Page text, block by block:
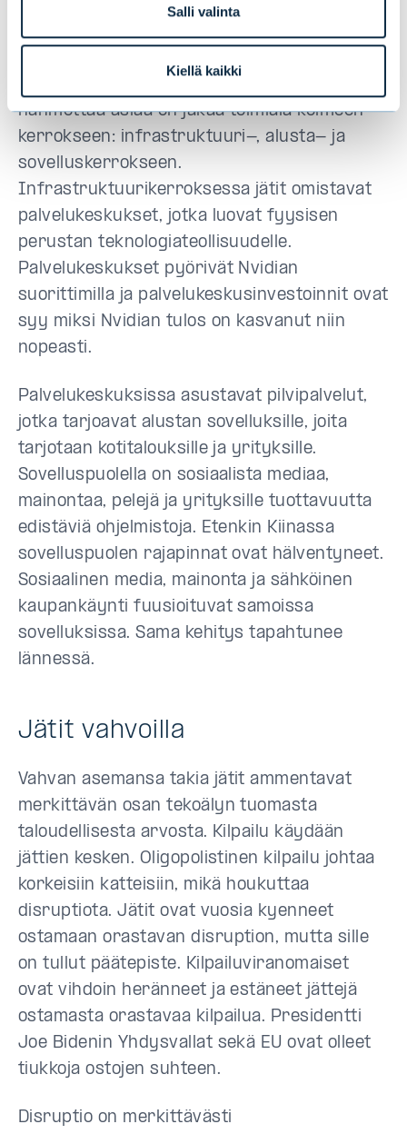
Salli valinta
Kiellä kaikki
jarrutti tekoälykehitykseen investoimista.
hahmottaa asiaa on jakaa toimiala kolmeen
kerrokseen: infrastruktuuri-, alusta- ja
sovelluskerrokseen.
Infrastruktuurikerroksessa jätit omistavat
palvelukeskukset, jotka luovat fyysisen
perustan teknologiateollisuudelle.
Palvelukeskukset pyörivät Nvidian
suorittimilla ja palvelukeskusinvestoinnit ovat
syy miksi Nvidian tulos on kasvanut niin
nopeasti.
Palvelukeskuksissa asustavat pilvipalvelut,
jotka tarjoavat alustan sovelluksille, joita
tarjotaan kotitalouksille ja yrityksille.
Sovelluspuolella on sosiaalista mediaa,
mainontaa, pelejä ja yrityksille tuottavuutta
edistäviä ohjelmistoja. Etenkin Kiinassa
sovelluspuolen rajapinnat ovat hälventyneet.
Sosiaalinen media, mainonta ja sähköinen
kaupankäynti fuusioituvat samoissa
sovelluksissa. Sama kehitys tapahtunee
lännessä.
Jätit vahvoilla
Vahvan asemansa takia jätit ammentavat
merkittävän osan tekoälyn tuomasta
taloudellisesta arvosta. Kilpailu käydään
jättien kesken. Oligopolistinen kilpailu johtaa
korkeisiin katteisiin, mikä houkuttaa
disruptiota. Jätit ovat vuosia kyenneet
ostamaan orastavan disruption, mutta sille
on tullut päätepiste. Kilpailuviranomaiset
ovat vihdoin heränneet ja estäneet jättejä
ostamasta orastavaa kilpailua. Presidentti
Joe Bidenin Yhdysvallat sekä EU ovat olleet
tiukkoja ostojen suhteen.
Disruptio on merkittävästi